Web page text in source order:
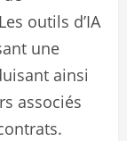
outils d’IA
une
ainsi
associés